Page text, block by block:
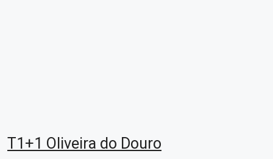
T1+1 Oliveira do Douro